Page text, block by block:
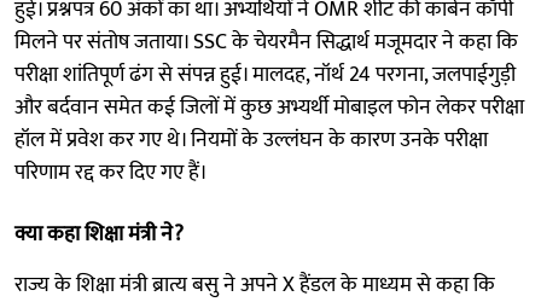
हुई। प्रश्नपत्र 60 अंकों का था। अभ्यर्थियों ने OMR शीट की कार्बन कॉपी
मिलने पर संतोष जताया। SSC के चेयरमैन सिद्धार्थ मजूमदार ने कहा कि
परीक्षा शांतिपूर्ण ढंग से संपन्न हुई। मालदह, नॉर्थ 24 परगना, जलपाईगुड़ी
और बर्दवान समेत कई जिलों में कुछ अभ्यर्थी मोबाइल फोन लेकर परीक्षा
हॉल में प्रवेश कर गए थे। नियमों के उल्लंघन के कारण उनके परीक्षा
परिणाम रद्द कर दिए गए हैं।
क्या कहा शिक्षा मंत्री ने?
राज्य के शिक्षा मंत्री ब्रात्य बसु ने अपने X हैंडल के माध्यम से कहा कि